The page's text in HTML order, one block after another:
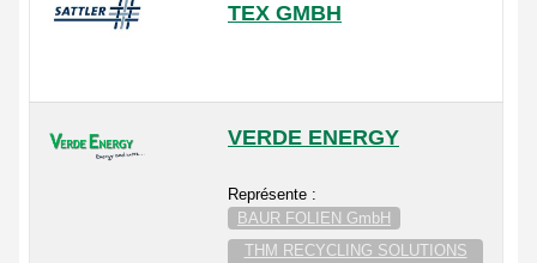
TEX GMBH
VERDE ENERGY
Représente :
BAUR FOLIEN GmbH
THM RECYCLING SOLUTIONS